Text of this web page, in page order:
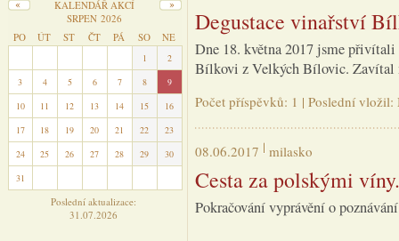
KALENDÁŘ AKCÍ
SRPEN 2026
PO
ÚT ST ČT PÁ SO NE
1
2
3
4 5 6 7 8
9
10
11 12 13 14 15
16
17
18 19 20 21 22
23
24
25 26 27 28 29
30
31
Poslední aktualizace:
31.07.2026
Degustace vinařství
Dne 18. května 2017 jsme
Bílkovi z Velkých Bílovic. Zavítal
Počet příspěvků: 1 | Poslední
08.06.2017 milasko
Cesta za polskými
Pokračování vyprávění o